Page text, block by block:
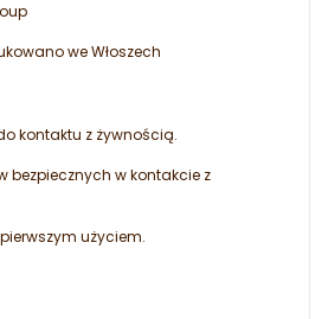
we Włoszech
kontaktu z żywnością.
bezpiecznych w kontakcie z
użyciem.